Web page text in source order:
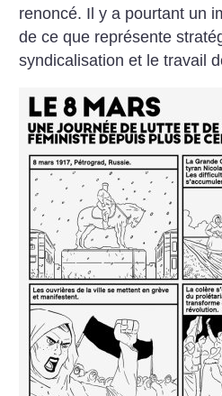
renoncé. Il y a pourtant un
de ce que représente
syndicalisation et le travail